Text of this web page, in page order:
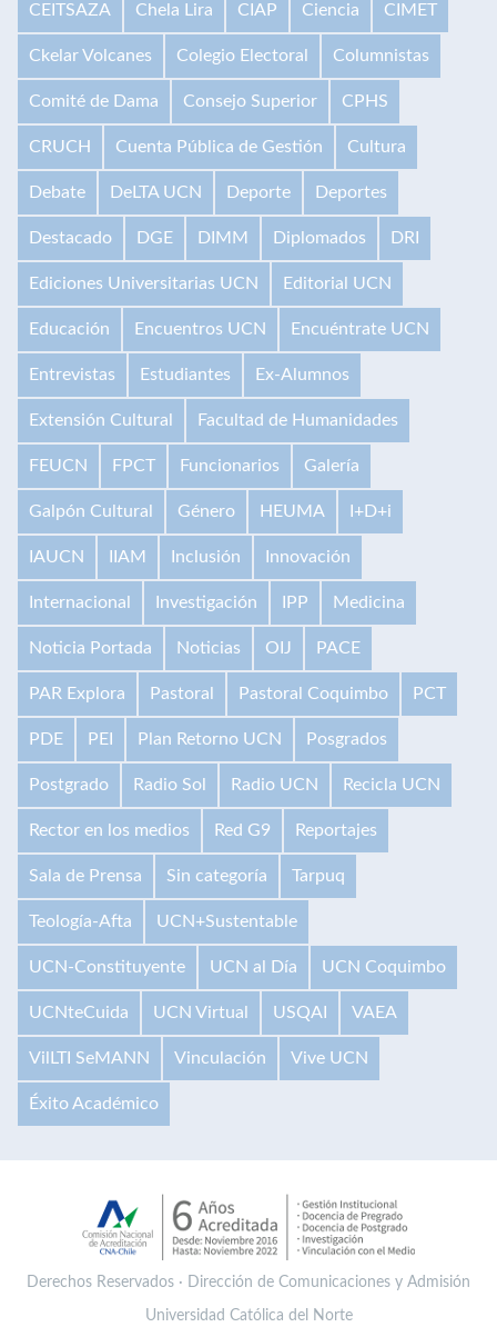
CEITSAZA Chela Lira CIAP Ciencia CIMET
Ckelar Volcanes Colegio Electoral Columnistas
Comité de Dama Consejo Superior CPHS
CRUCH Cuenta Pública de Gestión Cultura
Debate DeLTA UCN Deporte Deportes
Destacado DGE DIMM Diplomados DRI
Ediciones Universitarias UCN Editorial UCN
Educación Encuentros UCN Encuéntrate UCN
Entrevistas Estudiantes Ex-Alumnos
Extensión Cultural Facultad de Humanidades
FEUCN FPCT Funcionarios Galería
Galpón Cultural Género HEUMA I+D+i
IAUCN IIAM Inclusión Innovación
Internacional Investigación IPP Medicina
Noticia Portada Noticias OIJ PACE
PAR Explora Pastoral Pastoral Coquimbo PCT
PDE PEI Plan Retorno UCN Posgrados
Postgrado Radio Sol Radio UCN Recicla UCN
Rector en los medios Red G9 Reportajes
Sala de Prensa Sin categoría Tarpuq
Teología-Afta UCN+Sustentable
UCN-Constituyente UCN al Día UCN Coquimbo
UCNteCuida UCN Virtual USQAI VAEA
VilLTI SeMANN Vinculación Vive UCN
Éxito Académico
Derechos Reservados · Dirección de Comunicaciones y Admisión
Universidad Católica del Norte